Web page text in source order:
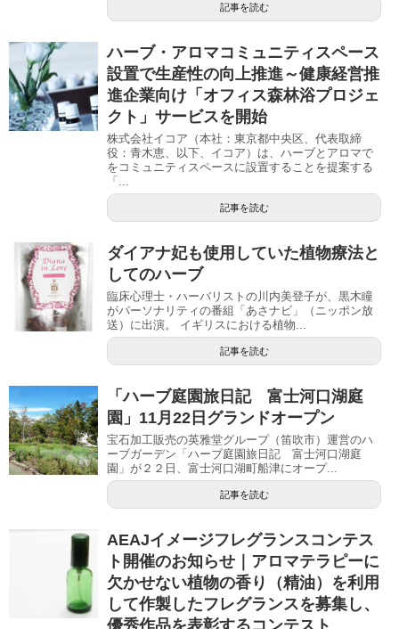
記事を読む
ハーブ・アロマコミュニティスペース
設置で生産性の向上推進～健康経営推
進企業向け「オフィス森林浴プロジェ
クト」サービスを開始
株式会社イコア（本社：東京都中央区、代表取締
役：青木恵、以下、イコア）は、ハーブとアロマで
をコミュニティスペースに設置することを提案する
「...
記事を読む
ダイアナ妃も使用していた植物療法と
してのハーブ
臨床心理士・ハーバリストの川内美登子が、黒木瞳
がパーソナリティの番組「あさナビ」（ニッポン放
送）に出演。 イギリスにおける植物...
記事を読む
「ハーブ庭園旅日記 富士河口湖庭
園」11月22日グランドオープン
宝石加工販売の英雅堂グループ（笛吹市）運営のハ
ーブガーデン「ハーブ庭園旅日記 富士河口湖庭
園」が２２日、富士河口湖町船津にオープ...
記事を読む
AEAJイメージフレグランスコンテス
ト開催のお知らせ｜アロマテラピーに
欠かせない植物の香り（精油）を利用
して作製したフレグランスを募集し、
優秀作品を表彰するコンテスト